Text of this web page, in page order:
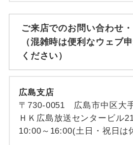
ご来店でのお問い合わせ
（混雑時は便利なウェブ
ください）
広島支店
〒730-0051 広島市中区大
ＨＫ広島放送センタービル
10:00～16:00(土日・祝日は